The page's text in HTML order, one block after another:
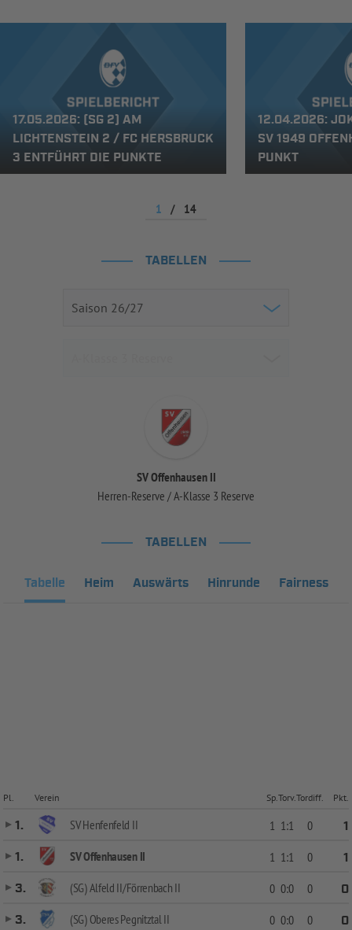
17.05.2026: (SG 2) AM
LICHTENSTEIN 2 / FC HERSBRUCK
3 ENTFÜHRT DIE PUNKTE
12.04.2026:
SV 1949
PUNKT
1 / 14
TABELLEN
SV Offenhausen II
Herren-Reserve / A-Klasse 3 Reserve
TABELLEN
Tabelle Heim Auswärts Hinrunde Fairness
Pl. Verein Sp. Torv.Tordiff. Pkt.
1. SV Henfenfeld II 1 1:1 0
1
1.
SV Offenhausen II 1 1:1 0
1
3.
(SG) Alfeld II/Förrenbach II 0 0:0 0
0
3.
(SG) Oberes Pegnitztal II 0 0:0 0
0